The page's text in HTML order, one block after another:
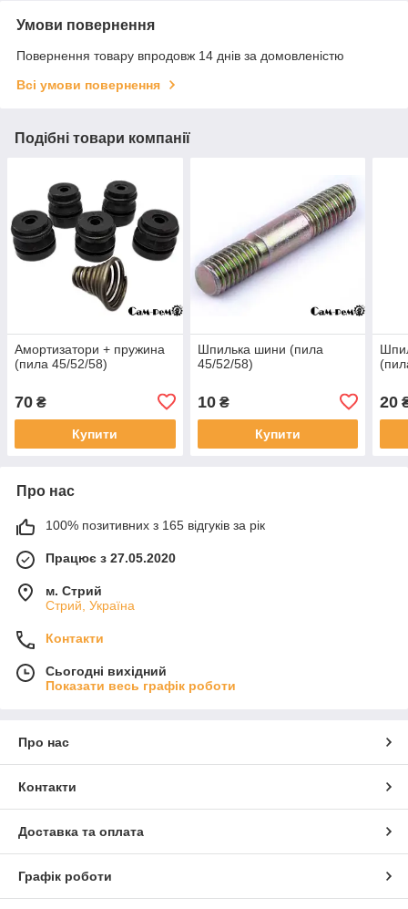
Умови повернення
Повернення товару впродовж 14 днів за домовленістю
Всі умови повернення
Подібні товари компанії
Амортизатори + пружина
(пила 45/52/58)
70 ₴
Купити
Шпилька шини (пила
45/52/58)
10₴
Купити
20
Про нас
100% позитивних з 165 відгуків за рік
Працює з 27.05.2020
м. Стрий
Стрий, Україна
Контакти
Сьогодні вихідний
Показати весь графік роботи
Про нас
Контакти
Доставка та оплата
Графік роботи